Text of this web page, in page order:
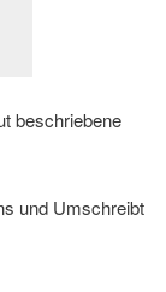
beschriebene
und Umschreibt